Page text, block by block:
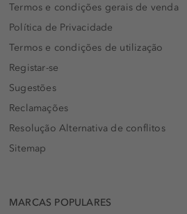
Termos e condições gerais de venda
Política de Privacidade
Termos e condições de utilização
Registar-se
Sugestões
Reclamações
Resolução Alternativa de conflitos
Sitemap
MARCAS POPULARES